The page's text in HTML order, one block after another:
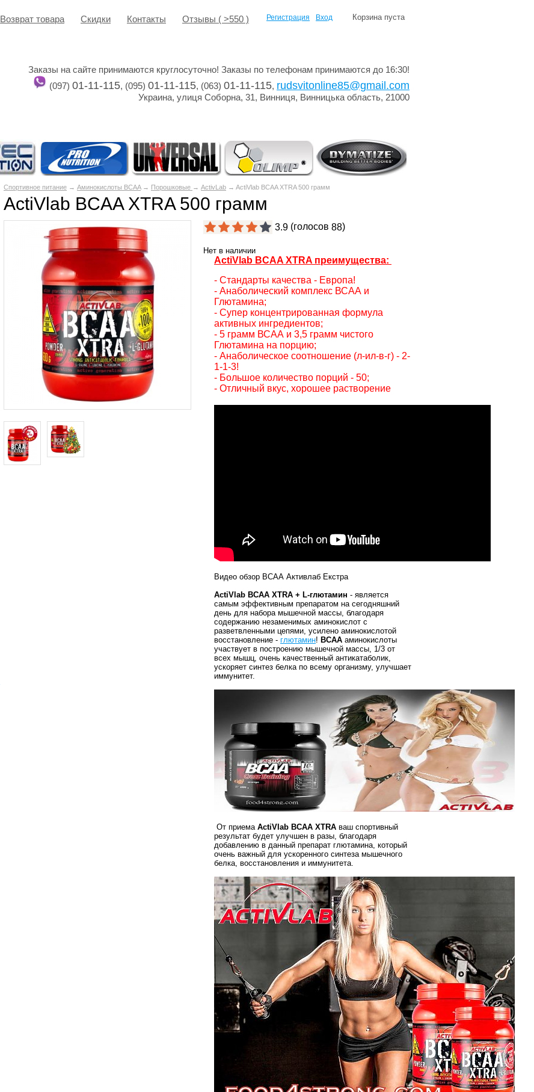
Возврат товара Cкидки Контакты
Отзывы ( >550 )
Корзина пуста
Регистрация Вход
Заказы на сайте принимаются круглосуточно! Заказы по телефонам принимаются до 16:30!
(097) 01-11-115, (095) 01-11-115, (063) 01-11-115, rudsvitonline85@gmail.com
Украина, улиця Соборна, 31, Винниця, Винницька область, 21000
Спортивное питание → Аминокислоты BCAA→ Порошковые → ActivLab → ActiVlab BCAA XTRA 500 грамм
ActiVlab BCAA XTRA 500 грамм
3.9 (голосов 88)
Нет в наличии
ActiVlab BCAA XTRA преимущества:
- Стандарты качества - Европа!
- Анаболический комплекс ВСАА и
Глютамина;
- Супер концентрированная формула
активных ингредиентов;
- 5 грамм ВСАА и 3,5 грамм чистого
Глютамина на порцию;
- Анаболическое соотношение (л-ил-в-г) - 2-
1-1-3!
- Большое количество порций - 50;
- Отличный вкус, хорошее растворение
Видео обзор ВСАА Активлаб Екстра
ActiVlab BCAA XTRA + L-глютамин - является
самым эффективным препаратом на сегодняшний
день для набора мышечной массы, благодаря
содержанию незаменимых аминокислот с
разветвленными цепями, усилено аминокислотой
восстановление - глютамин! ВСАА аминокислоты
участвует в построению мышечной массы, 1/3 от
всех мышц, очень качественный антикатаболик,
ускоряет синтез белка по всему организму, улучшает
иммунитет.
От приема ActiVlab BCAA XTRA ваш спортивный
результат будет улучшен в разы, благодаря
добавлению в данный препарат глютамина, который
очень важный для ускоренного синтеза мышечного
белка, восстановления и иммунитета.